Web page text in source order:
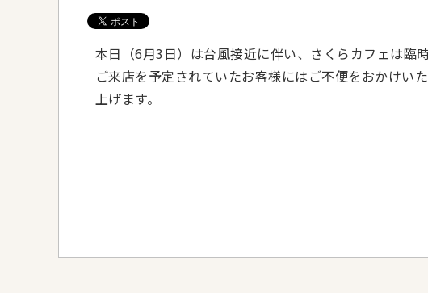
本日（6月3日）は台風接近に伴い、さくらカフェは臨
ご来店を予定されていたお客様にはご不便をおかけい
上げます。